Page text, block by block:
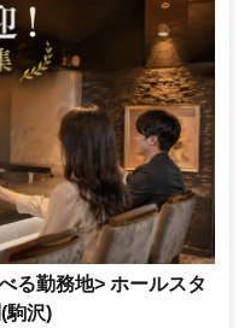
る勤務地> ホールスタ
駒沢)